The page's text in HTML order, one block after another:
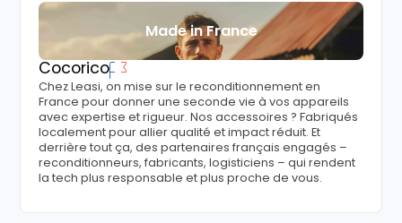
Made in France
Cocorico
Chez Leasi, on mise sur le reconditionnement en
France pour donner une seconde vie à vos appareils
avec expertise et rigueur. Nos accessoires ? Fabriqués
localement pour allier qualité et impact réduit. Et
derrière tout ça, des partenaires français engagés –
reconditionneurs, fabricants, logisticiens – qui rendent
la tech plus responsable et plus proche de vous.